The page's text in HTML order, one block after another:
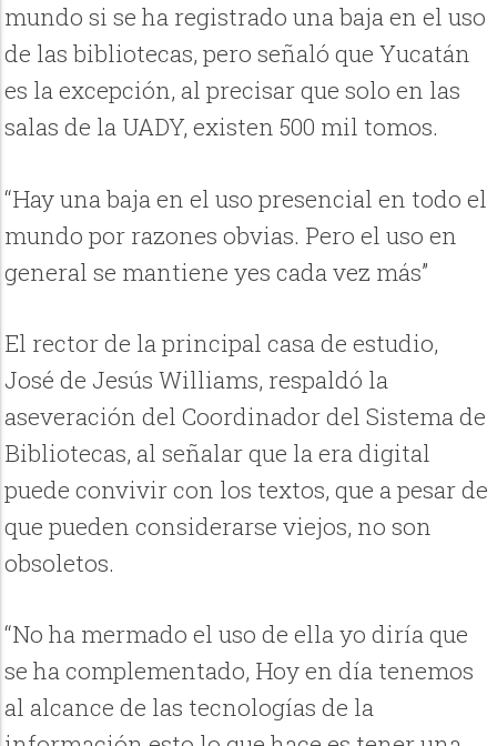
mundo si se ha registrado una baja en el uso
de las bibliotecas, pero señaló que Yucatán
es la excepción, al precisar que solo en las
salas de la UADY, existen 500 mil tomos.
“Hay una baja en el uso presencial en todo el
mundo por razones obvias. Pero el uso en
general se mantiene yes cada vez más”
El rector de la principal casa de estudio,
José de Jesús Williams, respaldó la
aseveración del Coordinador del Sistema de
Bibliotecas, al señalar que la era digital
puede convivir con los textos, que a pesar de
que pueden considerarse viejos, no son
obsoletos.
“No ha mermado el uso de ella yo diría que
se ha complementado, Hoy en día tenemos
al alcance de las tecnologías de la